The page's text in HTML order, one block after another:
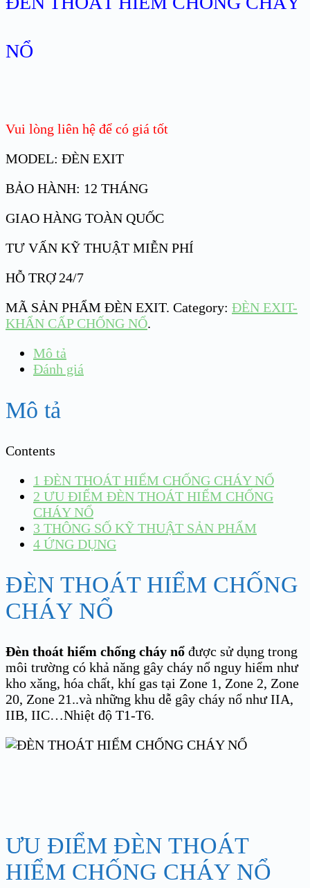
NỔ
Vui lòng liên hệ để có giá tốt
MODEL: ĐÈN EXIT
BẢO HÀNH: 12 THÁNG
GIAO HÀNG TOÀN QUỐC
TƯ VẤN KỸ THUẬT MIỄN PHÍ
HỖ TRỢ 24/7
MÃ SẢN PHẨM ĐÈN EXIT. Category: ĐÈN EXIT-
KHẨN CẤP CHỐNG NỔ.
Mô tả
Đánh giá
Mô tả
Contents
1 ĐÈN THOÁT HIỂM CHỐNG CHÁY NỔ
2 ƯU ĐIỂM ĐÈN THOÁT HIỂM CHỐNG
CHÁY NỔ
3 THÔNG SỐ KỸ THUẬT SẢN PHẨM
4 ỨNG DỤNG
ĐÈN THOÁT HIỂM CHỐNG
CHÁY NỔ
Đèn thoát hiểm chống cháy nổ được sử dụng trong
môi trường có khả năng gây cháy nổ nguy hiểm như
kho xăng, hóa chất, khí gas tại Zone 1, Zone 2, Zone
20, Zone 21..và những khu dễ gây cháy nổ như IIA,
IIB, IIC…Nhiệt độ T1-T6.
ƯU ĐIỂM ĐÈN THOÁT
HIỂM CHỐNG CHÁY NỔ